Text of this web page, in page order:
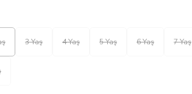
3 Yaş 4 Yaş 5 Yaş 6 Yaş 7 Yaş